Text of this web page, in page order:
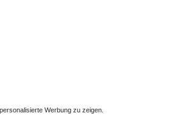
Werbung zu zeigen.